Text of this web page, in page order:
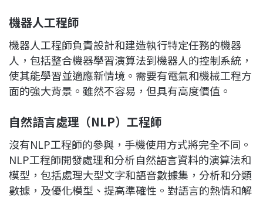
機器人工程師
機器人工程師負責設計和建造執行特定任務的機器
人，包括整合機器學習演算法到機器人的控制系統，
使其能學習並適應新情境。需要有電氣和機械工程方
面的強大背景。雖然不容易，但具有高度價值。
自然語言處理（NLP）工程師
沒有NLP工程師的參與，手機使用方式將完全不同。
NLP工程師開發處理和分析自然語言資料的演算法和
模型，包括處理大型文字和語音數據集，分析和分類
數據，及優化模型、提高準確性。對語言的熱情和解